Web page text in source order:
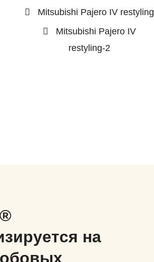
Mitsubishi Pajero IV restyling
Mitsubishi Pajero IV
restyling-2
на